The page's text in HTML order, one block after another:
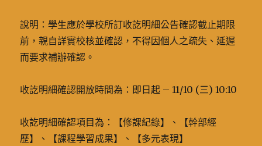
說明：學生應於學校所訂收訖明細公告確認截止期限
前，親自詳實校核並確認，不得因個人之疏失、延遲
而要求補辦確認。
收訖明細確認開放時間為：即日起 – 11/10 (三) 10:10
收訖明細確認項目為：【修課紀錄】、【幹部經
歷】、【課程學習成果】、【多元表現】